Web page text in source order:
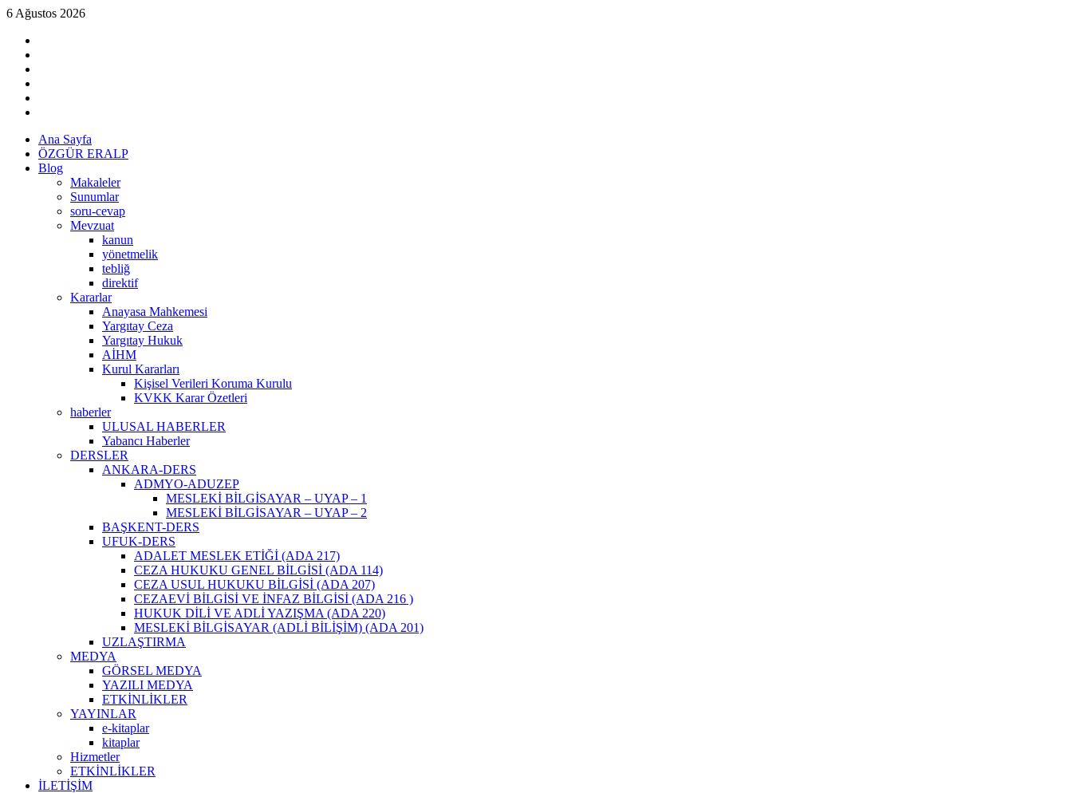
Skip
content
6 Ağustos 2026
Primary
Menu
Ana Sayfa
ÖZGÜR ERALP
Blog
Makaleler
Sunumlar
soru-cevap
Mevzuat
kanun
yönetmelik
tebliğ
direktif
Kararlar
Anayasa Mahkemesi
Yargıtay Ceza
Yargıtay Hukuk
AİHM
Kurul Kararları
Kişisel Verileri Koruma Kurulu
KVKK Karar Özetleri
haberler
ULUSAL HABERLER
Yabancı Haberler
DERSLER
ANKARA-DERS
ADMYO-ADUZEP
MESLEKİ BİLGİSAYAR – UYAP – 1
MESLEKİ BİLGİSAYAR – UYAP – 2
BAŞKENT-DERS
UFUK-DERS
ADALET MESLEK ETİĞİ (ADA 217)
CEZA HUKUKU GENEL BİLGİSİ (ADA 114)
CEZA USUL HUKUKU BİLGİSİ (ADA 207)
CEZAEVİ BİLGİSİ VE İNFAZ BİLGİSİ (ADA 216 )
HUKUK DİLİ VE ADLİ YAZIŞMA (ADA 220)
MESLEKİ BİLGİSAYAR (ADLİ BİLİŞİM) (ADA 201)
UZLAŞTIRMA
MEDYA
GÖRSEL MEDYA
YAZILI MEDYA
ETKİNLİKLER
YAYINLAR
e-kitaplar
kitaplar
Hizmetler
ETKİNLİKLER
İLETİŞİM